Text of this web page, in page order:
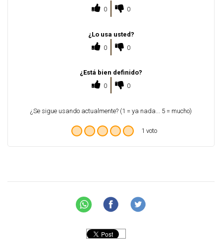
0
0
¿Lo usa usted?
0
0
¿Está bien definido?
0
0
¿Se sigue usando actualmente? (1 = ya nada... 5 = mucho)
1 voto